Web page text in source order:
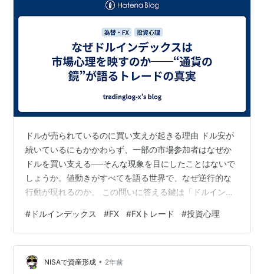
ドルが売られているのに買い支えが起きる理由 ドル安が
続いているにもかかわらず、一部の市場参加者はなぜか
ドルを買い支える──そんな現象を目にしたことはないで
しょうか。値動きがすべてを語る世界で、なぜ逆行的な
行動が現れるのか。 この問いに答える鍵は「ドルインデ
はなく、市場全体の心理状態を映す鏡であり、通貨の潮
流と集団行動のクセを読み解くツールとして機能してい
ます。本記事では、その仕組みと活用法について6つの視
点から掘り下げていきます。 ドルインデックスとは何
# ドルインデックス #FX #FXトレード #投資心理
NISAで資産形成 • 2年前